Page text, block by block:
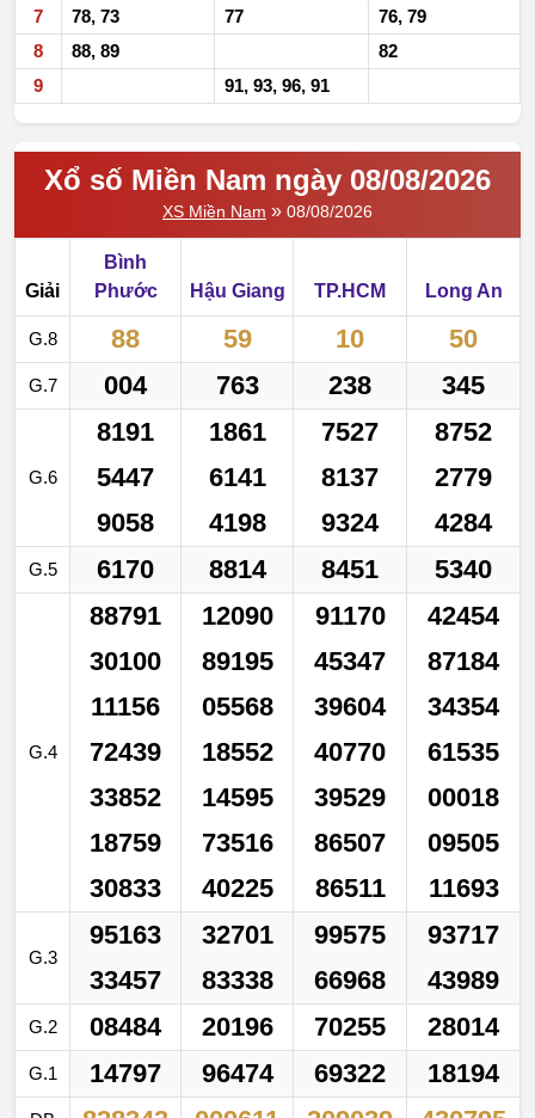
7
78, 73 77
76, 79
8
88, 89
82
9
91, 93, 96, 91
Xổ số Miền Nam ngày 08/08/2026
XS Miền Nam » 08/08/2026
Giải
Bình
Phước
Hậu Giang TP.HCM Long An
G.8 88 59 10 50
G.7 004 763 238 345
G.6
8191 1861 7527
8752
5447
6141 8137
2779
9058
4198 9324 4284
G.5 6170 8814 8451 5340
G.4
88791 12090 91170
42454
30100
89195 45347
87184
11156
05568 39604
34354
72439
18552 40770
61535
33852
14595 39529
00018
18759
73516 86507
09505
30833
40225 86511 11693
G.3
95163 32701 99575
93717
33457
83338 66968 43989
G.2 08484 20196 70255 28014
G.1 14797 96474 69322 18194